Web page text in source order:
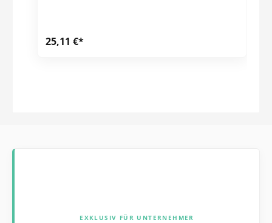
25,11 €*
EXKLUSIV FÜR UNTERNEHMER